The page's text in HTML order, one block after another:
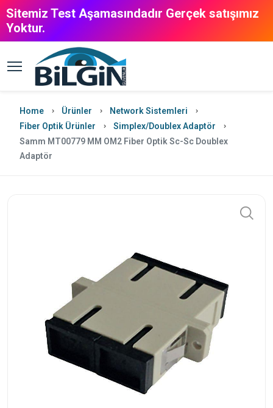
Sitemiz Test Aşamasındadır Gerçek satışımız
Yoktur.
Home Ürünler
Network Sistemleri
Fiber Optik Ürünler
Simplex/Doublex Adaptör
Samm MT00779 MM OM2 Fiber Optik Sc-Sc Doublex
Adaptör